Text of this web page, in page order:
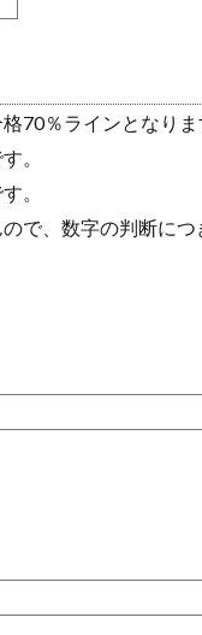
70％ラインとなりま
。
。
で、数字の判断につ